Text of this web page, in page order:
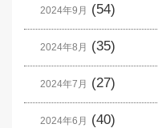
2024年9月 (54)
2024年8月 (35)
2024年7月 (27)
2024年6月 (40)